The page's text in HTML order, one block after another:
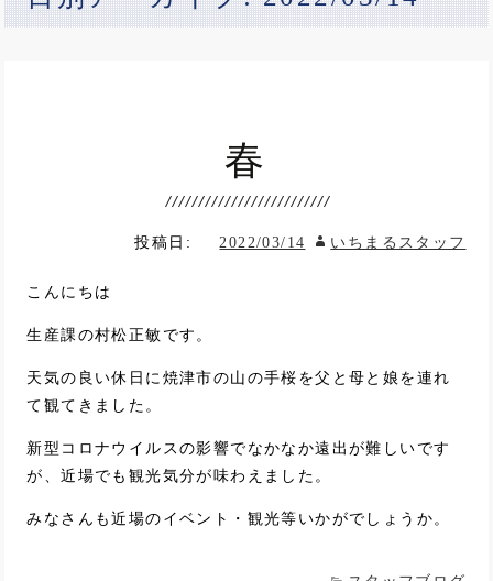
春
投稿日: 2022/03/14 いちまるスタッフ
こんにちは
生産課の村松正敏です。
天気の良い休日に焼津市の山の手桜を父と母と娘を連れ
て観てきました。
新型コロナウイルスの影響でなかなか遠出が難しいです
が、近場でも観光気分が味わえました。
みなさんも近場のイベント・観光等いかがでしょうか。